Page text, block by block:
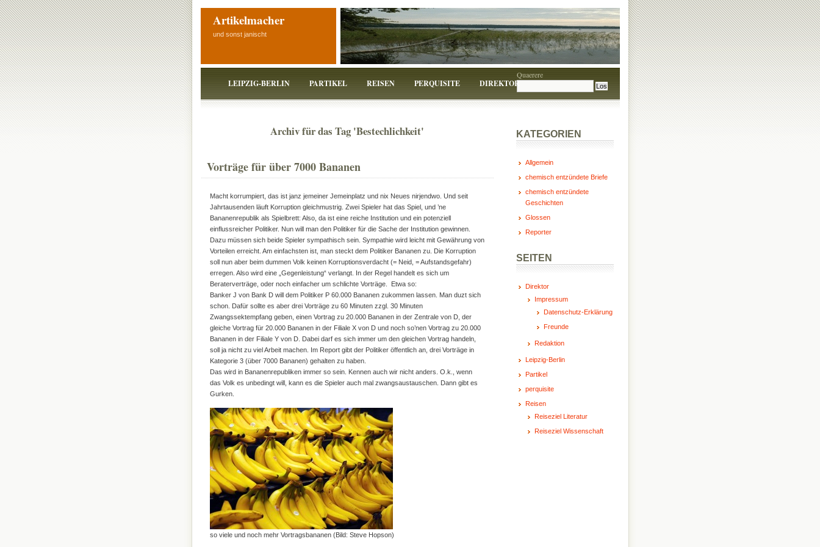
Artikelmacher
und sonst janischt
LEIPZIG-BERLIN PARTIKEL REISEN PERQUISITE DIREKTOR
Quaerere
Archiv für das Tag 'Bestechlichkeit'
Vorträge für über 7000 Bananen
Macht korrumpiert, das ist janz jemeiner Jemeinplatz und nix Neues nirjendwo. Und seit
Jahrtausenden läuft Korruption gleichmustrig. Zwei Spieler hat das Spiel, und ’ne
Bananenrepublik als Spielbrett: Also, da ist eine reiche Institution und ein potenziell
einflussreicher Politiker. Nun will man den Politiker für die Sache der Institution gewinnen.
Dazu müssen sich beide Spieler sympathisch sein. Sympathie wird leicht mit Gewährung von
Vorteilen erreicht. Am einfachsten ist, man steckt dem Politiker Bananen zu. Die Korruption
soll nun aber beim dummen Volk keinen Korruptionsverdacht (= Neid, = Aufstandsgefahr)
erregen. Also wird eine „Gegenleistung“ verlangt. In der Regel handelt es sich um
Beraterverträge, oder noch einfacher um schlichte Vorträge. Etwa so:
Banker J von Bank D will dem Politiker P 60.000 Bananen zukommen lassen. Man duzt sich
schon. Dafür sollte es aber drei Vorträge zu 60 Minuten zzgl. 30 Minuten
Zwangssektempfang geben, einen Vortrag zu 20.000 Bananen in der Zentrale von D, der
gleiche Vortrag für 20.000 Bananen in der Filiale X von D und noch so’nen Vortrag zu 20.000
Bananen in der Filiale Y von D. Dabei darf es sich immer um den gleichen Vortrag handeln,
soll ja nicht zu viel Arbeit machen. Im Report gibt der Politiker öffentlich an, drei Vorträge in
Kategorie 3 (über 7000 Bananen) gehalten zu haben.
Das wird in Bananenrepubliken immer so sein. Kennen auch wir nicht anders. O.k., wenn
das Volk es unbedingt will, kann es die Spieler auch mal zwangsaustauschen. Dann gibt es
Gurken.
so viele und noch mehr Vortragsbananen (Bild: Steve Hopson)
KATEGORIEN
Allgemein
chemisch entzündete Briefe
chemisch entzündete
Geschichten
Glossen
Reporter
SEITEN
Direktor
Impressum
Datenschutz-Erklärung
Freunde
Redaktion
Leipzig-Berlin
Partikel
perquisite
Reisen
Reiseziel Literatur
Reiseziel Wissenschaft